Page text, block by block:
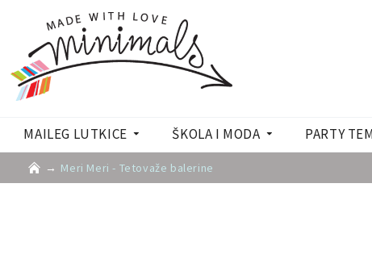
MAILEG LUTKICE ŠKOLA I MODA PARTY
Meri Meri - Tetovaže balerine